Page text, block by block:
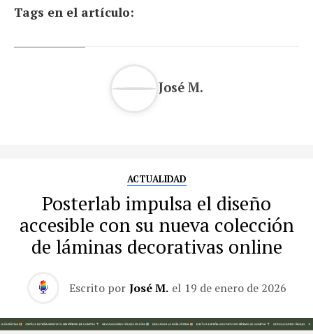
Tags en el artículo:
José M.
ACTUALIDAD
Posterlab impulsa el diseño
accesible con su nueva colección
de láminas decorativas online
Escrito por José M. el 19 de enero de 2026